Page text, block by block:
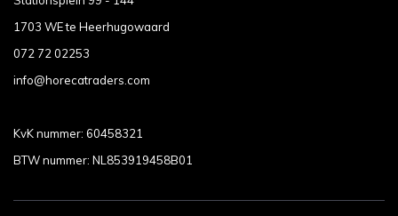
1703 WE te Heerhugowaard
072 72 02253
info@horecatraders.com
KvK nummer: 60458321
BTW nummer: NL853919458B01